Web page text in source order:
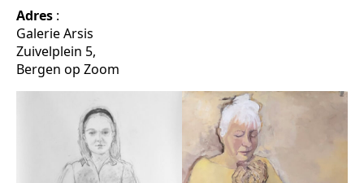
Adres :
Galerie Arsis
Zuivelplein 5,
Bergen op Zoom